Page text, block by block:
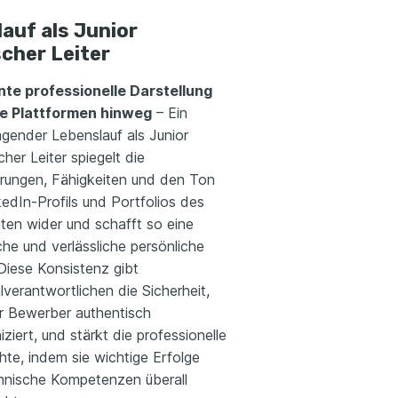
als Junior
Leiter
professionelle Darstellung
Plattformen hinweg – Ein
Lebenslauf als Junior
Leiter spiegelt die
Fähigkeiten und den Ton
Profils und Portfolios des
wider und schafft so eine
und verlässliche persönliche
Konsistenz gibt
die Sicherheit,
Bewerber authentisch
und stärkt die professionelle
indem sie wichtige Erfolge
Kompetenzen überall